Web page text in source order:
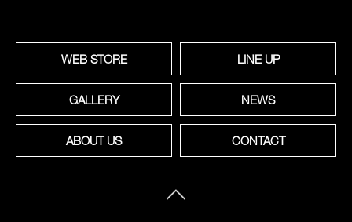
WEB STORE LINE UP
GALLERY NEWS
ABOUT US CONTACT